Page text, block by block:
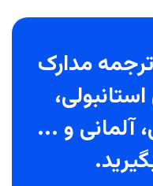
مدارک
آلمانی و ...